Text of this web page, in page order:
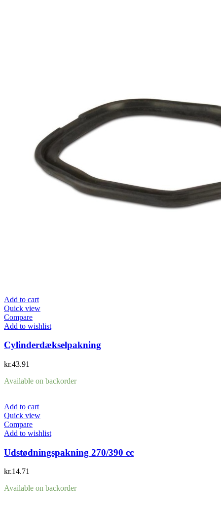
Add to cart
Quick view
Compare
Add to wishlist
Cylinderdækselpakning
kr.43.91
Available on backorder
Add to cart
Quick view
Compare
Add to wishlist
Udstødningspakning 270/390 cc
kr.14.71
Available on backorder